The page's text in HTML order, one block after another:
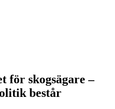
för skogsägare –
består